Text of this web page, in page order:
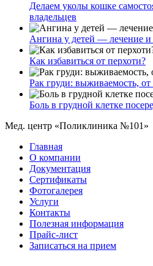
Делаем уколы кошке
владельцев
Ангина у детей — лечение
Как избавиться от перхоти?
Рак груди: выживаемость, от
Боль в грудной клетке
Мед. центр «Поликлиника №101»
Главная
О компании
Документация
Сертификаты
Фотогалерея
Услуги
Контакты
Полезная информация
Прайс-лист
Записаться на прием